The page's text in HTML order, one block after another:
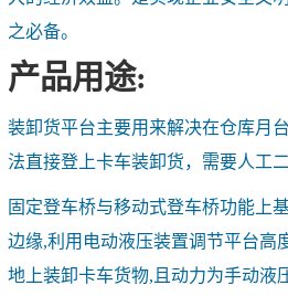
之必备。
产品用途:
装卸货平台主要用来解决在仓库月
法直接登上卡车装卸货，需要人工
固定登车桥与移动式登车桥功能上
边缘,利用电动液压装置调节平台高
地上装卸卡车货物,且动力为手动液